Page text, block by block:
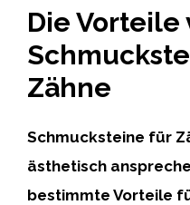
Die Vorteile
Zähne
Schmucksteine für
ästhetisch
bestimmte Vorteile